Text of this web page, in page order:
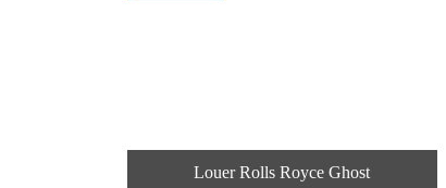
Louer Rolls Royce Ghost